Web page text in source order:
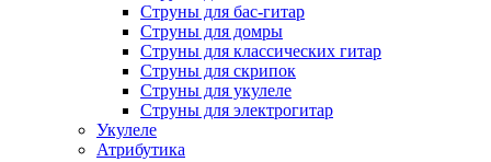
Струны для бас-гитар
Струны для домры
Струны для классических гитар
Струны для скрипок
Струны для укулеле
Струны для электрогитар
Укулеле
Атрибутика